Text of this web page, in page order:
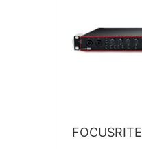
FOCUSRITE